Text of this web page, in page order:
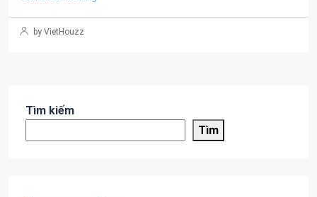
by VietHouzz
Tìm kiếm
Tìm